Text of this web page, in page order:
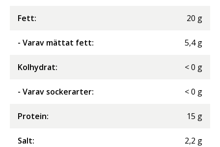
Fett: 20 g
- Varav mättat fett: 5,4 g
Kolhydrat: <0 g
- Varav sockerarter: <0 g
Protein: 15 g
Salt: 2,2 g